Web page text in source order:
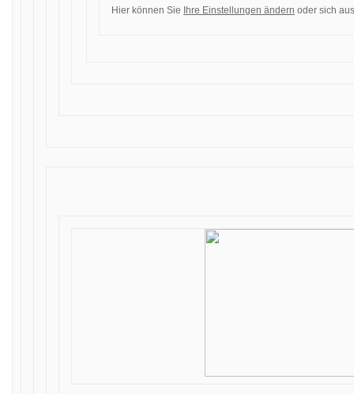
Hier können Sie Ihre Einstellungen ändern oder sich